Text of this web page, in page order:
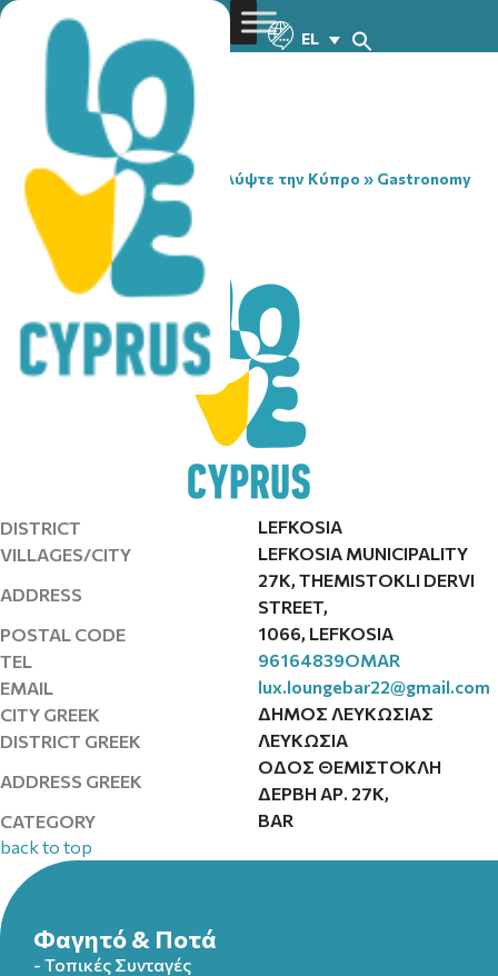
EL
You are here:Home» Ανακαλύψτε την Κύπρο » Gastronomy
»
LUX
DISTRICT
LEFKOSIA
VILLAGES/CITY
LEFKOSIA MUNICIPALITY
ADDRESS
27K, THEMISTOKLI DERVI
STREET,
POSTAL CODE
1066, LEFKOSIA
TEL
96164839ΟΜΑR
EMAIL
lux.loungebar22@gmail.com
CITY GREEK
ΔΗΜΟΣ ΛΕΥΚΩΣΙΑΣ
DISTRICT GREEK
ΛΕΥΚΩΣΙΑ
ADDRESS GREEK
ΟΔΟΣ ΘΕΜΙΣΤΟΚΛΗ
ΔΕΡΒΗ ΑΡ. 27Κ,
CATEGORY
BAR
back to top
Φαγητό & Ποτά
- Τοπικές Συνταγές